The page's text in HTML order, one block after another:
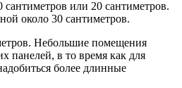
сантиметров или 20 сантиметров.
около 30 сантиметров.
Небольшие помещения
панелей, в то время как для
более длинные